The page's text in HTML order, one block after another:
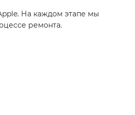
На каждом этапе мы
ремонта.